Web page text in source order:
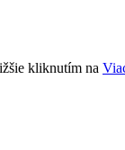
kliknutím na